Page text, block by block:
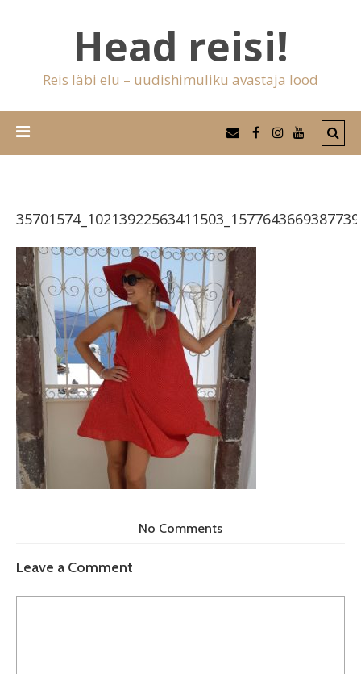
Head reisi!
Reis läbi elu – uudishimuliku avastaja lood
No Comments
Leave a Comment